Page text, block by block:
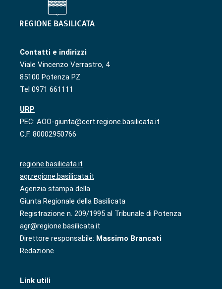
Contatti e indirizzi
Viale Vincenzo Verrastro, 4
85100 Potenza PZ
Tel 0971 661111
URP
PEC: AOO-giunta@cert.regione.basilicata.it
C.F. 80002950766
regione.basilicata.it
agr.regione.basilicata.it
Agenzia stampa della
Giunta Regionale della Basilicata
Registrazione n. 209/1995 al Tribunale di Potenza
agr@regione.basilicata.it
Direttore responsabile: Massimo Brancati
Redazione
Link utili